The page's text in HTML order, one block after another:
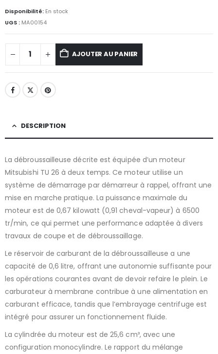
Disponibilité: En stock
UGS : MA00154
AJOUTER AU PANIER
DESCRIPTION
La débroussailleuse décrite est équipée d’un moteur
Mitsubishi TU 26 à deux temps. Ce moteur utilise un
système de démarrage par démarreur à rappel, offrant une
mise en marche pratique. La puissance maximale du
moteur est de 0,67 kilowatt (0,91 cheval-vapeur) à 6500
tr/min, ce qui permet une performance adaptée à divers
travaux de coupe et de débroussaillage.
Le réservoir de carburant de la débroussailleuse a une
capacité de 0,6 litre, offrant une autonomie suffisante pour
les opérations courantes avant de devoir refaire le plein. Le
carburateur à membrane contribue à une alimentation en
carburant efficace, tandis que l’embrayage centrifuge est
intégré pour assurer un fonctionnement fluide.
La cylindrée du moteur est de 25,6 cm³, avec une
configuration monocylindre. Le rapport du mélange